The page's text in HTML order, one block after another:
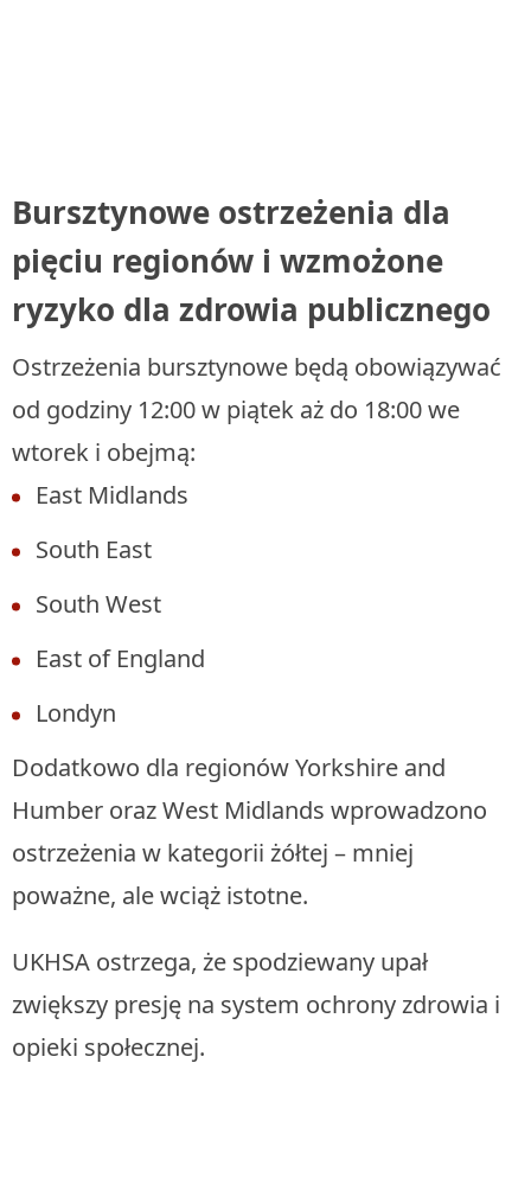
Bursztynowe ostrzeżenia dla
pięciu regionów i wzmożone
ryzyko dla zdrowia publicznego
Ostrzeżenia bursztynowe będą obowiązywać
od godziny 12:00 w piątek aż do 18:00 we
wtorek i obejmą:
East Midlands
South East
South West
East of England
Londyn
Dodatkowo dla regionów Yorkshire and
Humber oraz West Midlands wprowadzono
ostrzeżenia w kategorii żółtej – mniej
poważne, ale wciąż istotne.
UKHSA ostrzega, że spodziewany upał
zwiększy presję na system ochrony zdrowia i
opieki społecznej.